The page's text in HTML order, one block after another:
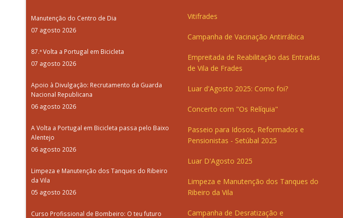
Manutenção do Centro de Dia
07 agosto 2026
87.ª Volta a Portugal em Bicicleta
07 agosto 2026
Apoio à Divulgação: Recrutamento da Guarda
Nacional Republicana
06 agosto 2026
A Volta a Portugal em Bicicleta passa pelo Baixo
Alentejo
06 agosto 2026
Limpeza e Manutenção dos Tanques do Ribeiro
da Vila
05 agosto 2026
Curso Profissional de Bombeiro: O teu futuro
Vitifrades
Campanha de Vacinação Antirrábica
Empreitada de Reabilitação das Entradas
de Vila de Frades
Luar d'Agosto 2025: Como foi?
Concerto com "Os Relíquia"
Passeio para Idosos, Reformados e
Pensionistas - Setúbal 2025
Luar D'Agosto 2025
Limpeza e Manutenção dos Tanques do
Ribeiro da Vila
Campanha de Desratização e